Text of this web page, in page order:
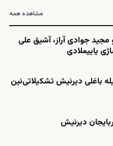
مشاهده همه
جوادی آراز، آشیق علی
یاییملادی
باغلی دیرنیش تشکیلاتی‌نین
دیرنیش